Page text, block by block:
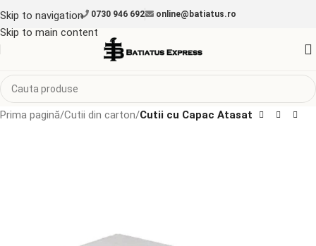
Skip to navigation
Skip to main content
0730 946 692 online@batiatus.ro
Prima pagină Cutii din carton Cutii cu Capac Atasat